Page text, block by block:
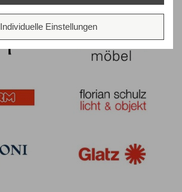
Individuelle Einstellungen